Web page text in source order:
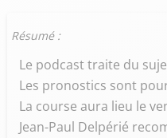
Résumé :
Le podcast traite du
Les pronostics sont
La course aura lieu le
Jean-Paul Delpérié